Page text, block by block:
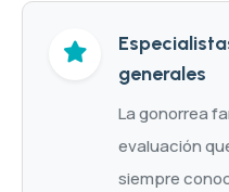
generales
La gonorrea
evaluación
siempre